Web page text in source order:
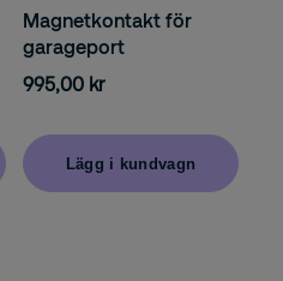
Magnetkontakt för
garageport
995,00 kr
Lägg i kundvagn